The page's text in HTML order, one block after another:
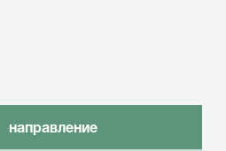
направление